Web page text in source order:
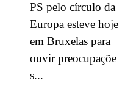
PS pelo círculo da
Europa esteve hoje
em Bruxelas para
ouvir preocupaçõe
s...